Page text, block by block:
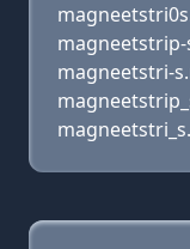
magneetstrip-
magneetstri-